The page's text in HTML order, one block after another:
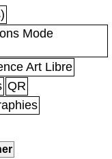
Mode
Art Libre
QR